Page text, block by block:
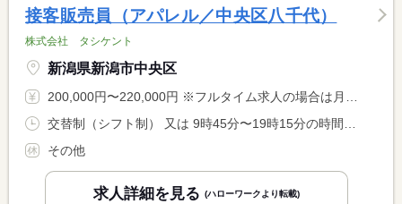
接客販売員（アパレル／中央区八千代）
株式会社 タシケント
新潟県新潟市中央区
200,000円〜220,000円 ※フルタイム求人の場合は月額（換算額）、パート求人の場合は時間額を表示しています。
その他
求人詳細を見る (ハローワークより転載)